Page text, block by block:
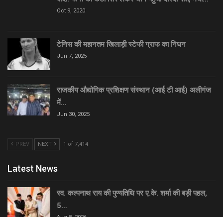
Oct 9, 2020
टेनिस की महानतम खिलाड़ी स्टेफी ग्राफ का निधन
Jun 7, 2025
राजकीय औद्योगिक प्रशिक्षण संस्थान (आई टी आई) अलीगंज
में…
Jun 30, 2025
PREV NEXT 1 of 7,414
Latest News
स्व. कल्पनाथ राय की पुण्यतिथि पर ए.के. शर्मा की बड़ी पहल,
5…